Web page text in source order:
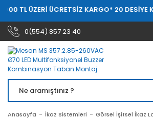
TL ÜZERİ ÜCRETSİZ KARGO* 20 DESİYE
0(554) 857 23 40
Anasayfa İkaz Sistemleri Görsel İşitsel İkaz